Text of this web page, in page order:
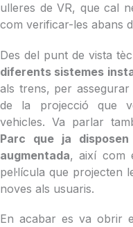
ulleres de VR, que cal
com verificar-les abans
Des del punt de vista
diferents sistemes
als trens, per
de la projecció que
vehicles. Va parlar
Parc que ja
augmentada, així com
pel·lícula que projecten
noves als usuaris.
En acabar es va obrir